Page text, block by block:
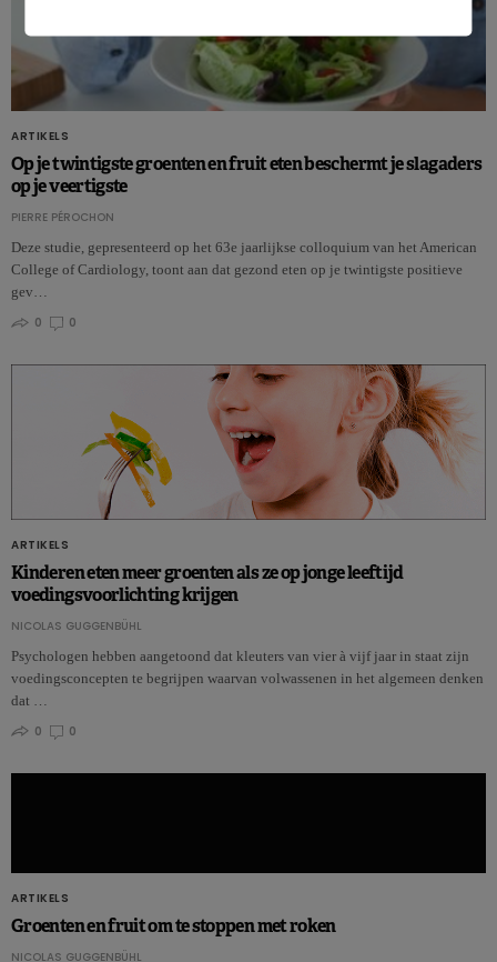
ARTIKELS
Op je twintigste groenten en fruit eten beschermt je slagaders
op je veertigste
PIERRE PÉROCHON
Deze studie, gepresenteerd op het 63e jaarlijkse colloquium van het American
College of Cardiology, toont aan dat gezond eten op je twintigste positieve
gev…
0
0
ARTIKELS
Kinderen eten meer groenten als ze op jonge leeftijd
voedingsvoorlichting krijgen
NICOLAS GUGGENBÜHL
Psychologen hebben aangetoond dat kleuters van vier à vijf jaar in staat zijn
voedingsconcepten te begrijpen waarvan volwassenen in het algemeen denken
dat …
0
0
ARTIKELS
Groenten en fruit om te stoppen met roken
NICOLAS GUGGENBÜHL